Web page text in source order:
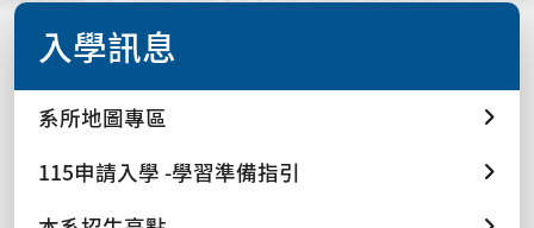
入學訊息
系所地圖專區
115申請入學 -學習準備指引